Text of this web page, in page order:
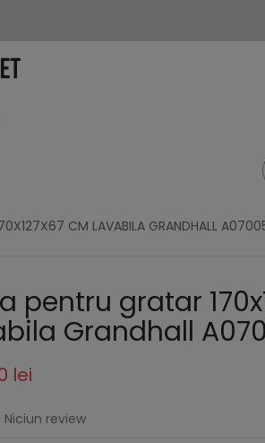
CM LAVABILA GRANDHALL
pentru gratar
Grandhall
lei
Niciun review